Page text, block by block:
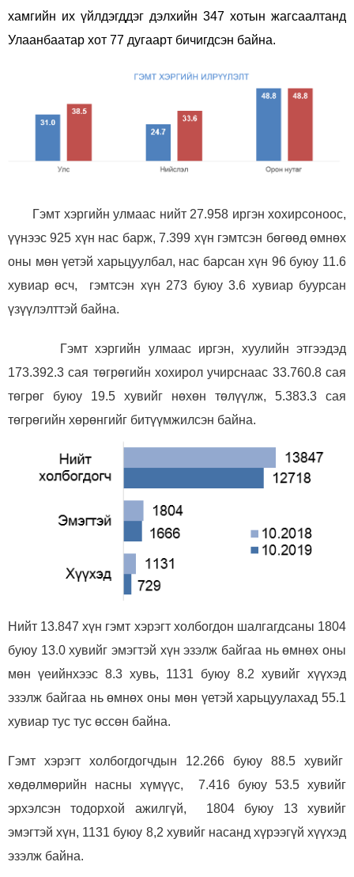
хамгийн их үйлдэгддэг дэлхийн 347 хотын жагсаалтанд
Улаанбаатар хот 77 дугаарт бичигдсэн байна.
Гэмт хэргийн улмаас нийт 27.958 иргэн хохирсоноос,
үүнээс 925 хүн нас барж,7.399 хүн гэмтсэн бөгөөд өмнөх
оны мөн үетэй харьцуулбал, нас барсан хүн 96буюу 11.6
хувиар өсч, гэмтсэн хүн 273 буюу3.6 хувиар буурсан
үзүүлэлттэй байна.
Гэмт хэргийн улмаас иргэн, хуулийн этгээдэд
173.392.3 сая төгрөгийн хохирол учирснаас 33.760.8сая
төгрөг буюу 19.5 хувийг нөхөн төлүүлж, 5.383.3 сая
төгрөгийн хөрөнгийг битүүмжилсэн байна.
Нийт 13.847 хүн гэмт хэрэгт холбогдон шалгагдсаны 1804
буюу 13.0 хувийг эмэгтэй хүн эзэлж байгаа нь өмнөх оны
мөн үеийнхээс 8.3 хувь, 1131 буюу 8.2 хувийг хүүхэд
эзэлж байгаа нь өмнөх оны мөн үетэй харьцуулахад 55.1
хувиар тус тус өссөн байна.
Гэмт хэрэгт холбогдогчдын 12.266 буюу 88.5 хувийг
хөдөлмөрийн насны хүмүүс, 7.416 буюу 53.5 хувийг
эрхэлсэн тодорхой ажилгүй, 1804 буюу 13 хувийг
эмэгтэй хүн, 1131 буюу 8,2 хувийг насанд хүрээгүй хүүхэд
эзэлж байна.